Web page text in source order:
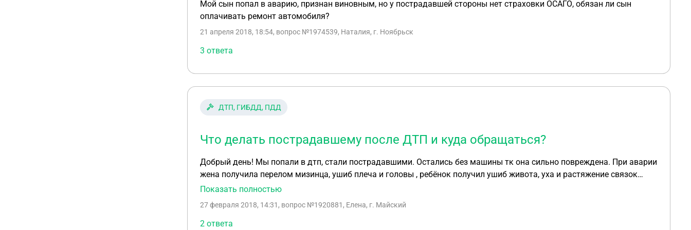
Мой сын попал в аварию, признан виновным, но у пострадавшей стороны нет страховки ОСАГО, обязан ли сын
оплачивать ремонт автомобиля?
21 апреля 2018, 18:54, вопрос №1974539, Наталия, г. Ноябрьск
3 ответа
ДТП, ГИБДД, ПДД
Что делать пострадавшему после ДТП и куда обращаться?
Добрый день! Мы попали в дтп, стали пострадавшими. Остались без машины тк она сильно повреждена. При аварии
жена получила перелом мизинца, ушиб плеча и головы , ребёнок получил ушиб живота, уха и растяжение связок
ключицы и ещё одна пассажирка разрыв связок ключицы. Жена с ребёнком пролежали и в больнице 4 дня, ребёнок
без машины на ней я ездил на работу тк туда не идёт общественный транспорт, жена из за травмы руки сейчас на
больничном . Виновник аварии никак не реагирует на это происшествие. Говорит страховка есть и до свидания. Сам
Показать полностью
27 февраля 2018, 14:31 , вопрос №1920881, Елена, г. Майский
2 ответа